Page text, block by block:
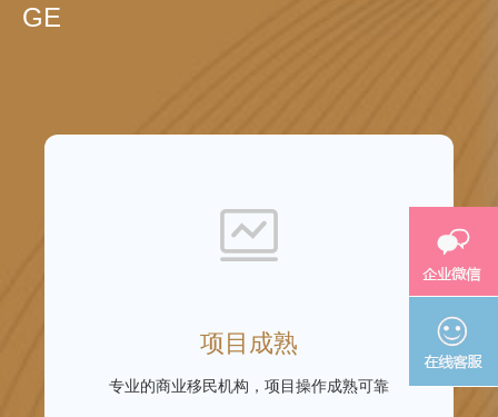
GE
项目成熟
专业的商业移民机构，项目操作成熟可靠